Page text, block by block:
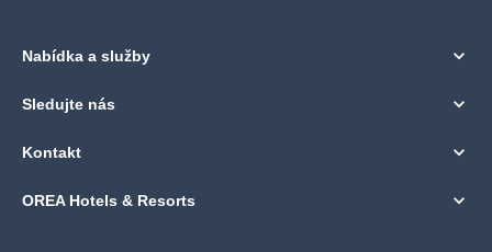
Nabídka a služby
Sledujte nás
Kontakt
OREA Hotels & Resorts